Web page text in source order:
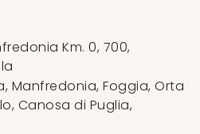
Km. 0, 700,
Manfredonia, Foggia, Orta
Canosa di Puglia,